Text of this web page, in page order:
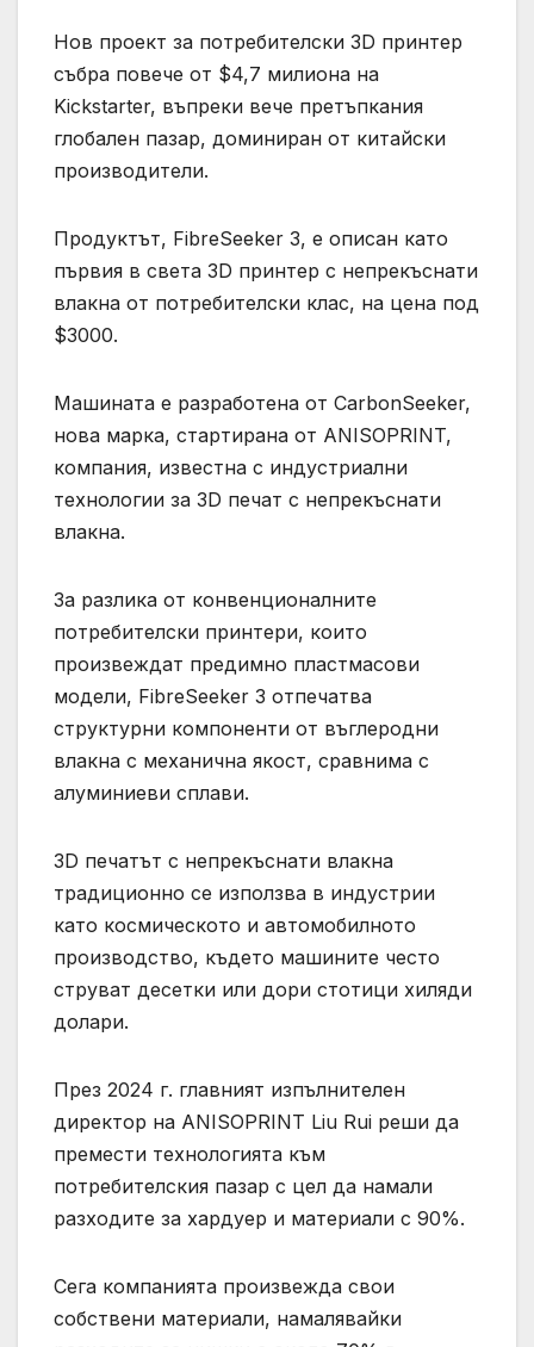
Нов проект за потребителски 3D принтер
събра повече от $4,7 милиона на
Kickstarter, въпреки вече претъпкания
глобален пазар, доминиран от китайски
производители.
Продуктът, FibreSeeker 3, е описан като
първия в света 3D принтер с непрекъснати
влакна от потребителски клас, на цена под
$3000.
Машината е разработена от CarbonSeeker,
нова марка, стартирана от ANISOPRINT,
компания, известна с индустриални
технологии за 3D печат с непрекъснати
влакна.
За разлика от конвенционалните
потребителски принтери, които
произвеждат предимно пластмасови
модели, FibreSeeker 3 отпечатва
структурни компоненти от въглеродни
влакна с механична якост, сравнима с
алуминиеви сплави.
3D печатът с непрекъснати влакна
традиционно се използва в индустрии
като космическото и автомобилното
производство, където машините често
струват десетки или дори стотици хиляди
долари.
През 2024 г. главният изпълнителен
директор на ANISOPRINT Liu Rui реши да
премести технологията към
потребителския пазар с цел да намали
разходите за хардуер и материали с 90%.
Сега компанията произвежда свои
собствени материали, намалявайки